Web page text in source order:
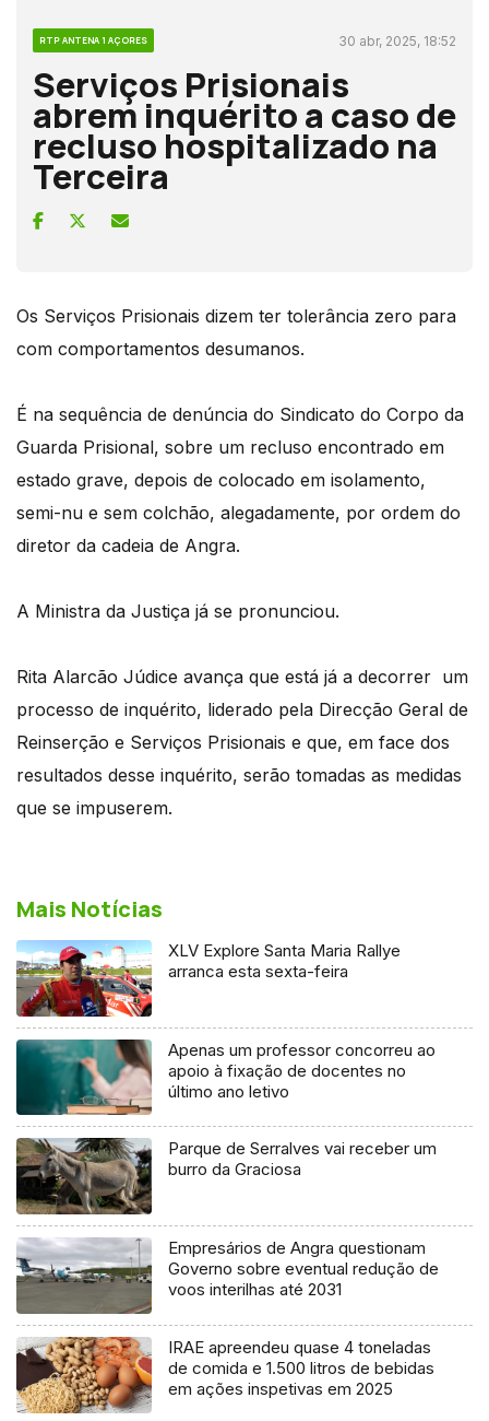
RTP ANTENA 1 AÇORES 30 abr, 2025, 18:52
Serviços Prisionais
abrem inquérito a caso de
recluso hospitalizado na
Terceira
Os Serviços Prisionais dizem ter tolerância zero para
com comportamentos desumanos.
É na sequência de denúncia do Sindicato do Corpo da
Guarda Prisional, sobre um recluso encontrado em
estado grave, depois de colocado em isolamento,
semi-nu e sem colchão, alegadamente, por ordem do
diretor da cadeia de Angra.
A Ministra da Justiça já se pronunciou.
Rita Alarcão Júdice avança que está já a decorrer um
processo de inquérito, liderado pela Direcção Geral de
Reinserção e Serviços Prisionais e que, em face dos
resultados desse inquérito, serão tomadas as medidas
que se impuserem.
Mais Notícias
XLV Explore Santa Maria Rallye
arranca esta sexta-feira
Apenas um professor concorreu ao
apoio à fixação de docentes no
último ano letivo
Parque de Serralves vai receber um
burro da Graciosa
Empresários de Angra questionam
Governo sobre eventual redução de
voos interilhas até 2031
IRAE apreendeu quase 4 toneladas
de comida e 1.500 litros de bebidas
em ações inspetivas em 2025